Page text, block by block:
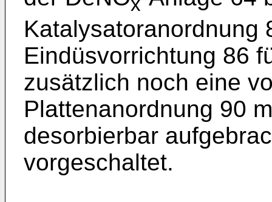
Katalysatoranordnung
Eindüsvorrichtung 86
zusätzlich noch eine
Plattenanordnung 90
desorbierbar
vorgeschaltet.